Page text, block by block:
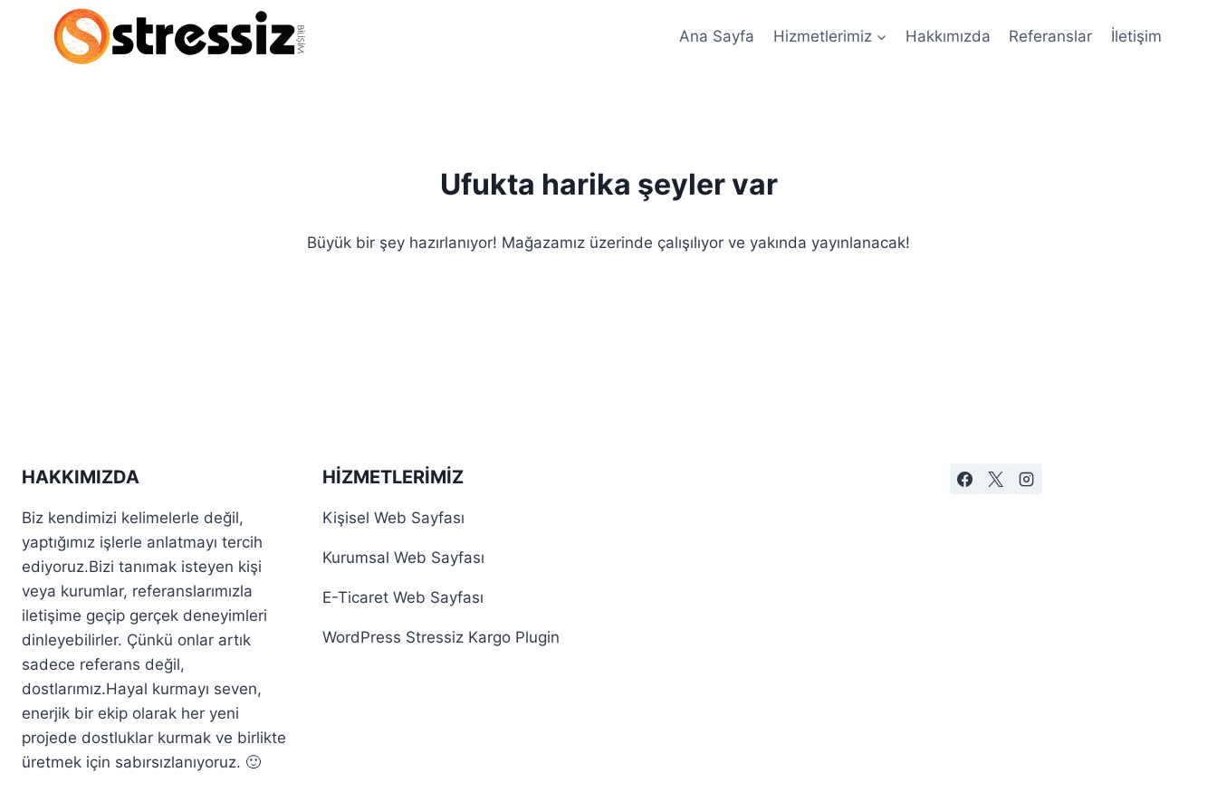
Ana Sayfa Hizmetlerimiz Hakkımızda Referanslar İletişim
Ufukta harika şeyler var
Büyük bir şey hazırlanıyor! Mağazamız üzerinde çalışılıyor ve yakında yayınlanacak!
HAKKIMIZDA
Biz kendimizi kelimelerle değil,
yaptığımız işlerle anlatmayı tercih
ediyoruz.Bizi tanımak isteyen kişi
veya kurumlar, referanslarımızla
iletişime geçip gerçek deneyimleri
dinleyebilirler. Çünkü onlar artık
sadece referans değil,
dostlarımız.Hayal kurmayı seven,
enerjik bir ekip olarak her yeni
projede dostluklar kurmak ve birlikte
üretmek için sabırsızlanıyoruz. 🙂
HIZMETLERIMIZ
Kişisel Web Sayfası
Kurumsal Web Sayfası
E-Ticaret Web Sayfası
WordPress Stressiz Kargo Plugin